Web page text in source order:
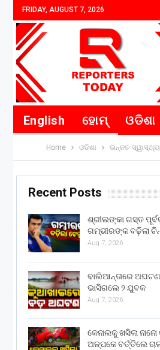
FRIDAY, AUGUST 7, 2026
English ହୋମ୍ ଓଡିଶା
Home ଓଡିଶା ଉନ୍ନତ
Recent Posts
ଶ୍ରୀଲଙ୍କା ଗସ୍ତ
ଗମ୍ଭୀରଙ୍କ ବଢ଼ିଲା
Aug 7, 2026
ବାଲିଆନ୍ତାରେ
ଭାସିଗଲେ ୨ ଯୁବକ
Aug 7, 2026
କେନାଲକୁ ଖସିଲା ନାନୋ
ଅଳ୍ପକେ ବର୍ତ୍ତିଲେ